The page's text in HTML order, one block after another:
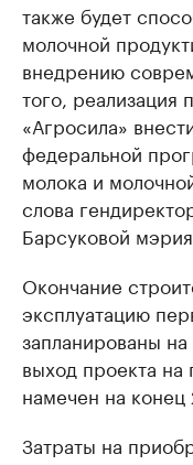
также будет
молочной
внедрению
того, реализация
«Агросила»
федеральной
молока и
слова
Барсуковой мэрия
Окончание
эксплуатацию
запланированы
выход проекта
намечен на конец
Затраты на